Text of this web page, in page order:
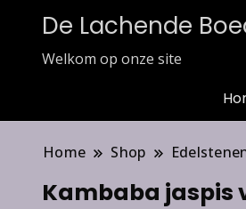
De Lachende
Welkom op onze site
Home Shop
Kambaba jaspis